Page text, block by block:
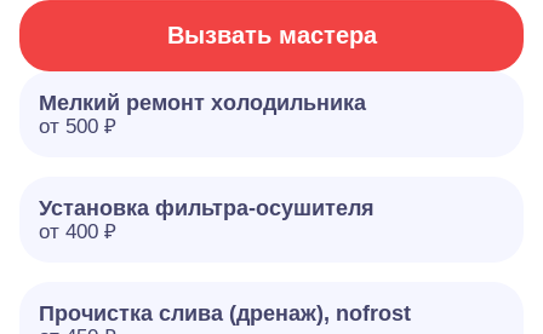
Вызвать мастера
Мелкий ремонт холодильника
от 500 ₽
Установка фильтра-осушителя
от 400 ₽
Прочистка слива (дренаж), nofrost